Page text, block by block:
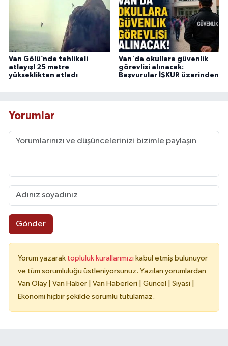
Van Gölü’nde tehlikeli
atlayış! 25 metre
yükseklikten atladı
Van'da okullara güvenlik
görevlisi alınacak:
Başvurular İŞKUR üzerinden
Yorumlar
Gönder
Yorum yazarak topluluk kurallarımızı kabul etmiş bulunuyor
ve tüm sorumluluğu üstleniyorsunuz. Yazılan yorumlardan
Van Olay | Van Haber | Van Haberleri | Güncel | Siyasi |
Ekonomi hiçbir şekilde sorumlu tutulamaz.